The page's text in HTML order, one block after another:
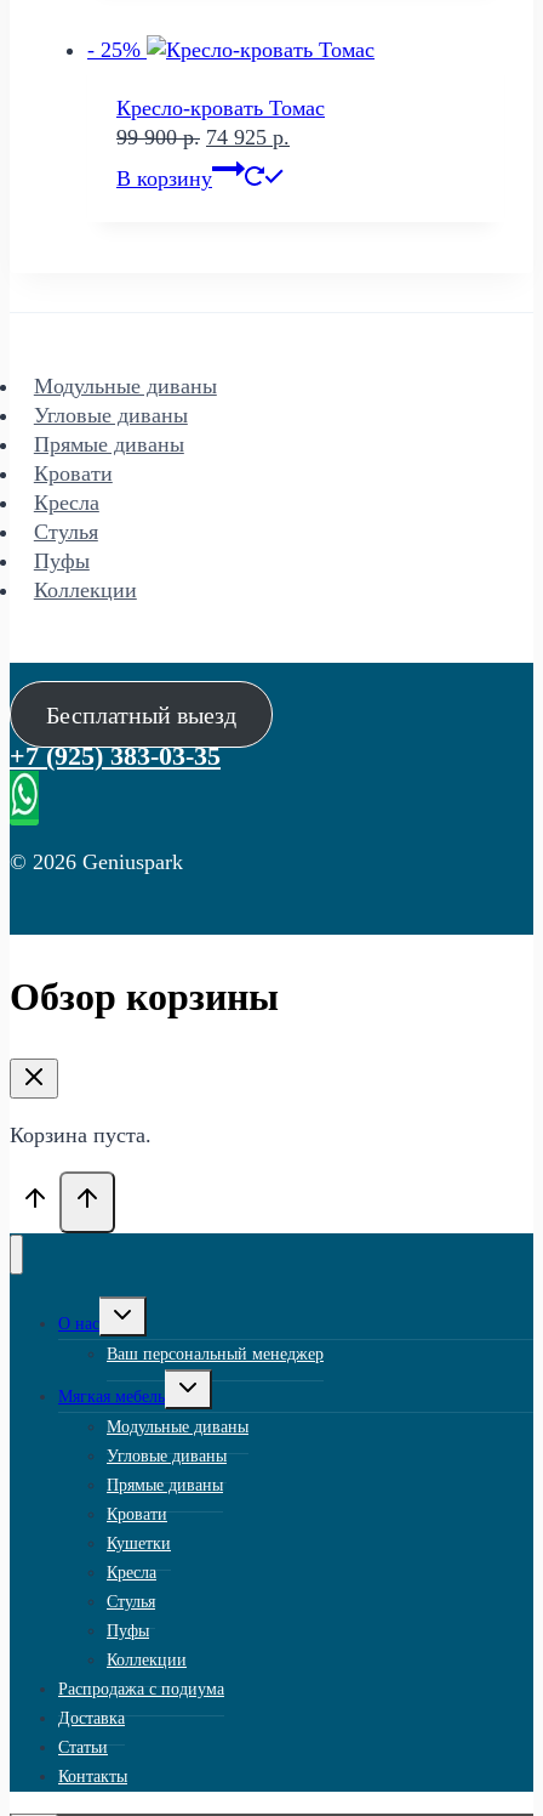
- 25%
Кресло-кровать Томас
99 900р. Первоначальная
цена
составляла
74 925 р.
В корзину
Модульные диваны
Угловые диваны
Прямые диваны
Кровати
Кресла
Стулья
Пуфы
Коллекции
Бесплатный выезд
+7 (925) 383-03-35
© 2026 Geniuspark
Обзор корзины
Корзина пуста.
О нас
Переключить
меню
Ваш персональный менеджер
Мягкая мебель
Переключить
меню
Модульные диваны
Угловые диваны
Прямые диваны
Кровати
Кушетки
Кресла
Стулья
Пуфы
Коллекции
Распродажа с подиума
Доставка
Статьи
Контакты